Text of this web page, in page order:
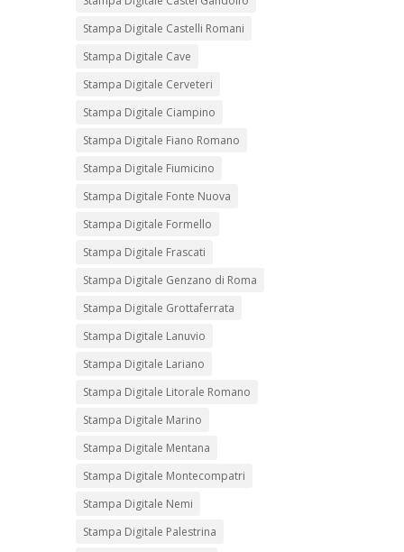
Stampa Digitale Castelli Romani
Stampa Digitale Cave
Stampa Digitale Cerveteri
Stampa Digitale Ciampino
Stampa Digitale Fiano Romano
Stampa Digitale Fiumicino
Stampa Digitale Fonte Nuova
Stampa Digitale Formello
Stampa Digitale Frascati
Stampa Digitale Genzano di Roma
Stampa Digitale Grottaferrata
Stampa Digitale Lanuvio
Stampa Digitale Lariano
Stampa Digitale Litorale Romano
Stampa Digitale Marino
Stampa Digitale Mentana
Stampa Digitale Montecompatri
Stampa Digitale Nemi
Stampa Digitale Palestrina